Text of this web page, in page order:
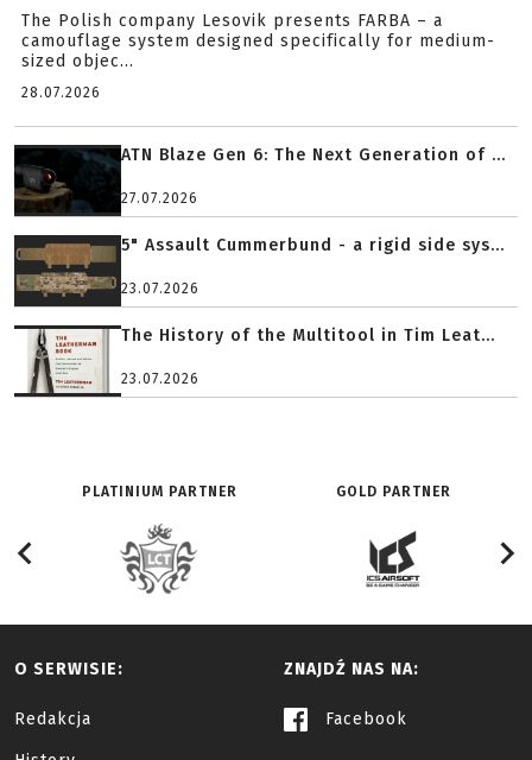
The Polish company Lesovik presents FARBA – a
camouflage system designed specifically for medium-
sized objec...
28.07.2026
ATN Blaze Gen 6: The Next Generation of ...
27.07.2026
5" Assault Cummerbund - a rigid side sys...
23.07.2026
The History of the Multitool in Tim Leat...
23.07.2026
PLATINIUM PARTNER GOLD PARTNER
O SERWISIE:
Redakcja
ZNAJDŹ NAS NA:
Facebook